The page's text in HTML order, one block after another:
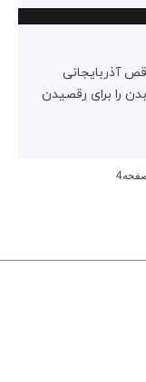
آذربایجانی
را برای رقصیدن
4